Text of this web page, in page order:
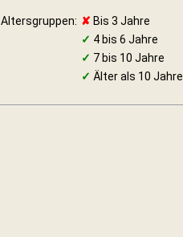
Altersgruppen: ✘ Bis 3 Jahre
✓ 4 bis 6 Jahre
✓ 7 bis 10 Jahre
✓ Älter als 10 Jahre